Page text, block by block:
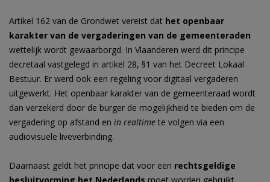
Artikel 162 van de Grondwet vereist dat het openbaar
karakter van de vergaderingen van de gemeenteraden
wettelijk wordt gewaarborgd. In Vlaanderen werd dit principe
decretaal vastgelegd in artikel 28, §1 van het Decreet Lokaal
Bestuur. Er werd ook een regeling voor digitaal vergaderen
uitgewerkt. Het openbaar karakter van de gemeenteraad wordt
dan verzekerd door de burger de mogelijkheid te bieden om de
vergadering op afstand en in realtime te volgen via een
audiovisuele liveverbinding.
Daarnaast geldt het principe dat voor een rechtsgeldige